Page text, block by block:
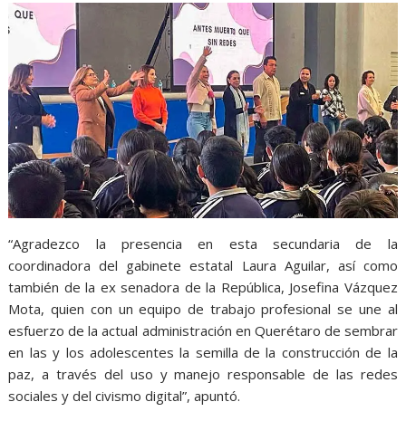
“Agradezco la presencia en esta secundaria de la
coordinadora del gabinete estatal Laura Aguilar, así como
también de la ex senadora de la República, Josefina Vázquez
Mota, quien con un equipo de trabajo profesional se une al
esfuerzo de la actual administración en Querétaro de sembrar
en las y los adolescentes la semilla de la construcción de la
paz, a través del uso y manejo responsable de las redes
sociales y del civismo digital”, apuntó.